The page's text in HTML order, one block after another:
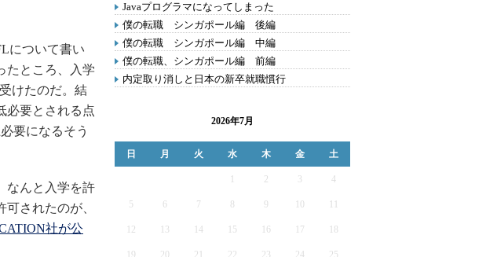
について書い
たところ、入学
けたのだ。結
必要とされる点
要になるそう
なんと入学を許
されたのが、
社が公
Javaプログラマになってしまった
僕の転職 シンガポール編 後編
僕の転職 シンガポール編 中編
僕の転職、シンガポール編 前編
内定取り消しと日本の新卒就職慣行
2026年7月
日 月 火 水 木 金 土
2 3 4
5 6 7 9
12 13 14 15 16 17
19 20 21 22 23 24 25